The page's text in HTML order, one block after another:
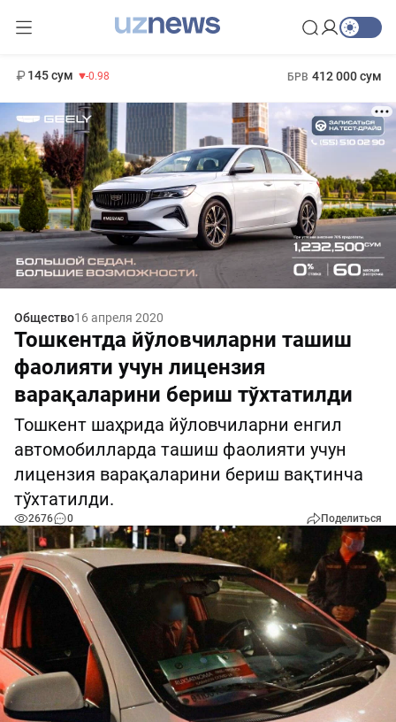
145 сум -0.98 БРВ 412 000 сум
Общество16 апреля 2020
Тошкентда йўловчиларни ташиш
фаолияти учун лицензия
варақаларини бериш тўхтатилди
Тошкент шаҳрида йўловчиларни енгил
автомобилларда ташиш фаолияти учун
лицензия варақаларини бериш вақтинча
тўхтатилди.
2676 0 Поделиться